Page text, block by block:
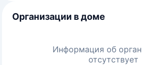
Организации в доме
Информация об
отсутствует